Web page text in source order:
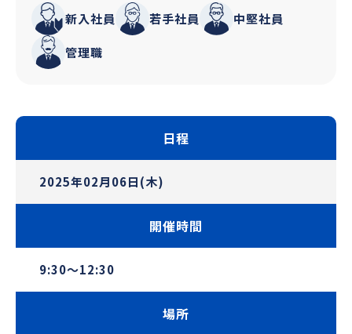
新入社員 若手社員 中堅社員
管理職
日程
2025年02月06日(木)
開催時間
9:30～12:30
場所